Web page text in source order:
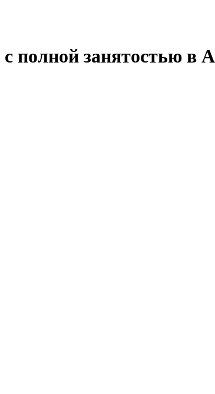
полной занятостью в